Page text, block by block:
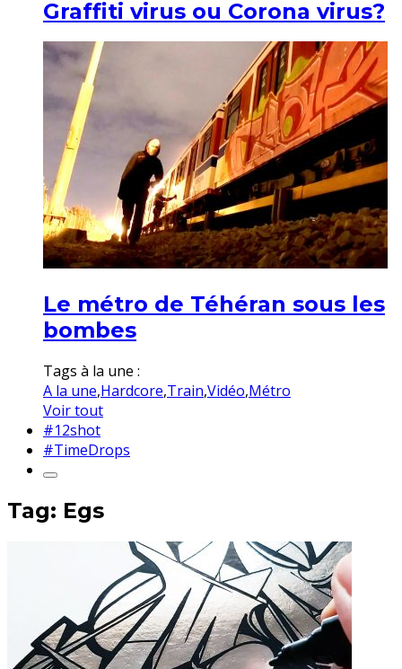
Graffiti virus ou Corona virus?
Le métro de Téhéran sous les
bombes
Tags à la une :
A la une,Hardcore,Train,Vidéo,Métro
Voir tout
#12shot
#TimeDrops
Tag: Egs